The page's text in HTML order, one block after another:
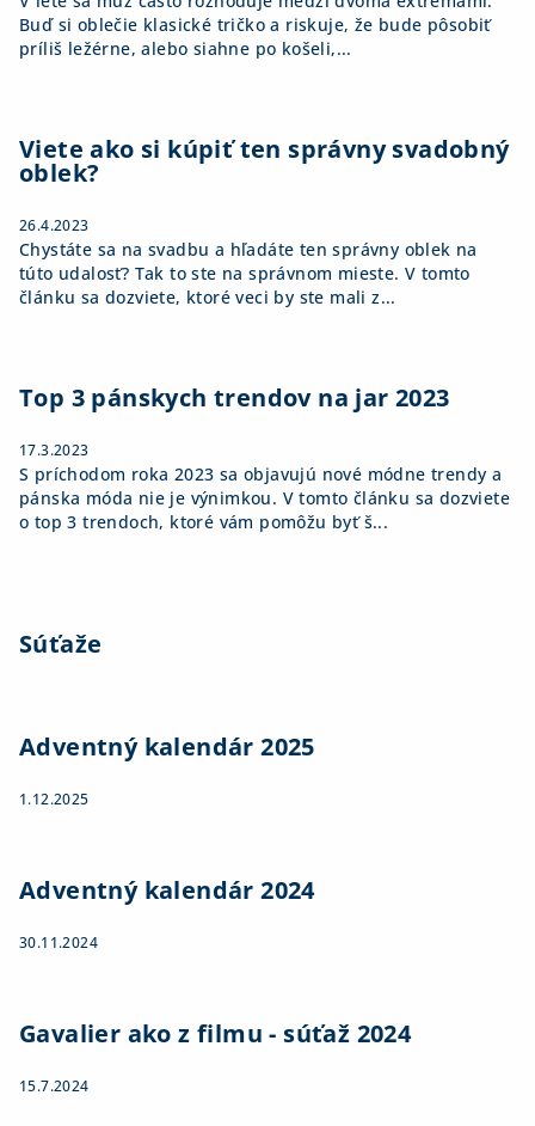
Buď si oblečie klasické tričko a riskuje, že bude pôsobiť
príliš ležérne, alebo siahne po košeli,...
Viete ako si kúpiť ten správny svadobný
oblek?
26.4.2023
Chystáte sa na svadbu a hľadáte ten správny oblek na
túto udalosť? Tak to ste na správnom mieste. V tomto
článku sa dozviete, ktoré veci by ste mali z...
Top 3 pánskych trendov na jar 2023
17.3.2023
S príchodom roka 2023 sa objavujú nové módne trendy a
pánska móda nie je výnimkou. V tomto článku sa dozviete
o top 3 trendoch, ktoré vám pomôžu byť š...
Súťaže
Adventný kalendár 2025
1.12.2025
Adventný kalendár 2024
30.11.2024
Gavalier ako z filmu - súťaž 2024
15.7.2024